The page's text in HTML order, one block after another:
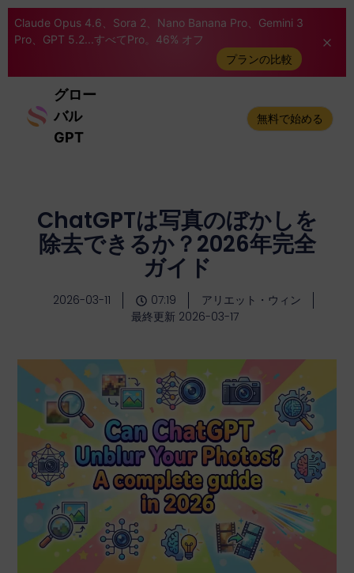
Claude Opus 4.6、Sora 2、Nano Banana Pro、Gemini 3
Pro、GPT 5.2...すべてPro。46% オフ
プランの比較
グロー
バル
GPT
無料で始める
ChatGPTは写真のぼかしを
除去できるか？2026年完全
ガイド
2026-03-11 07:19
アリエット・ウィン
最終更新 2026-03-17